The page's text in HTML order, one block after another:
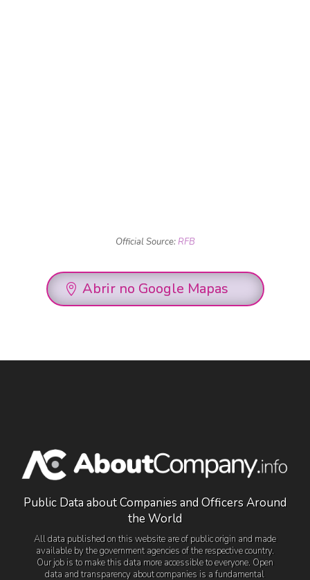
Official Source:RFB
Abrir no Google Mapas
Public Data about Companies and Officers Around
the World
All data published on this website are of public origin and made
available by the government agencies of the respective country.
Our job is to make this data more accessible to everyone. Open
data and transparency about companies is a fundamental